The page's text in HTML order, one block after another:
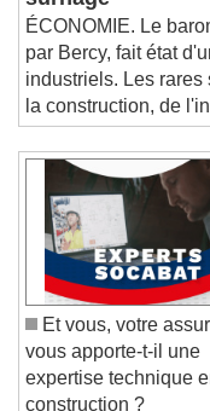
surnage
ÉCONOMIE. Le
par Bercy, fait état
industriels. Les rares
la construction, de
Et vous, votre
vous apporte-t-il une
expertise technique en